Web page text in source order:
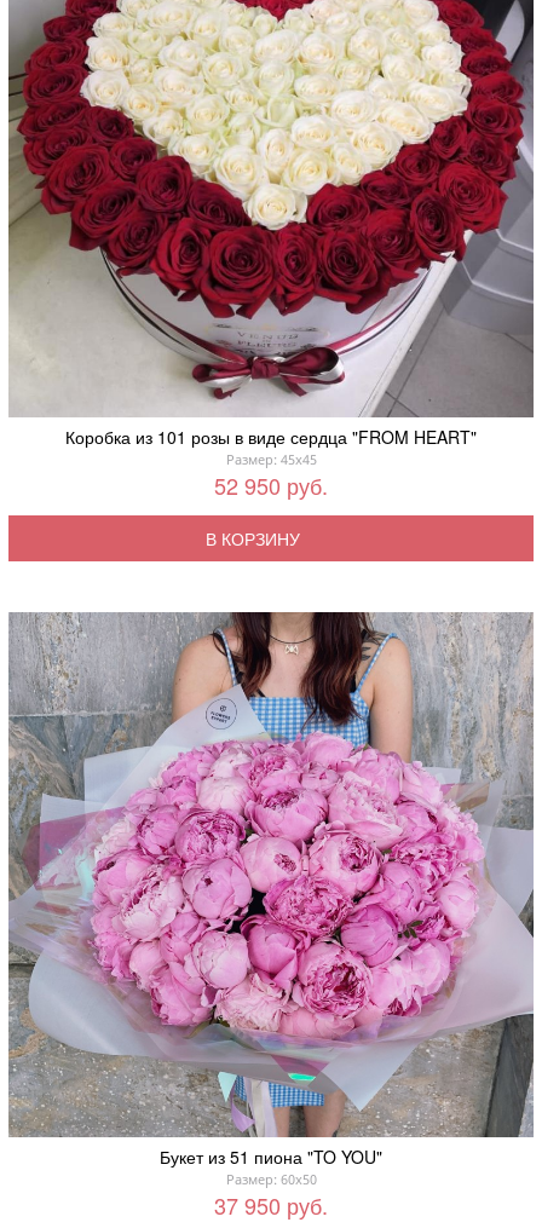
Коробка из 101 розы в виде сердца "FROM HEART"
Размер: 45x45
52 950 руб.
В КОРЗИНУ
Букет из 51 пиона "TO YOU"
Размер: 60x50
37 950 руб.